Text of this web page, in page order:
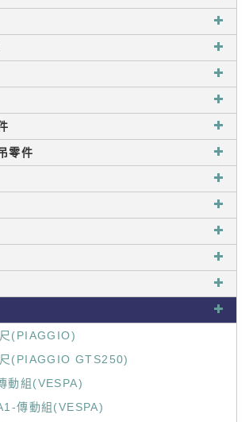
零件
(PIAGGIO)
(PIAGGIO GTS250)
動組(VESPA)
傳動組(VESPA)